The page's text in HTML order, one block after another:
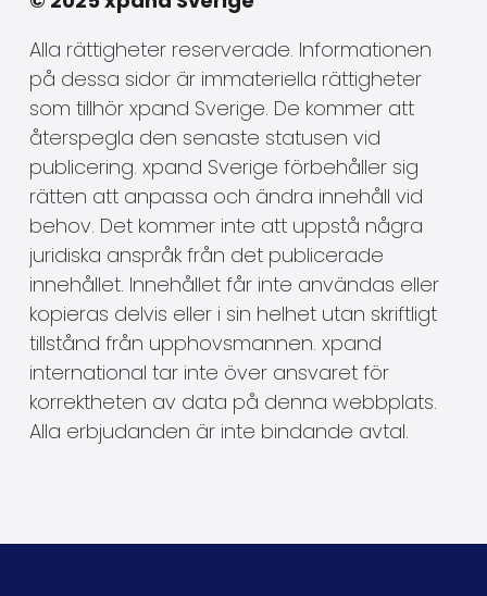
Alla rättigheter reserverade. Informationen
på dessa sidor är immateriella rättigheter
som tillhör xpand Sverige. De kommer att
återspegla den senaste statusen vid
publicering. xpand Sverige förbehåller sig
rätten att anpassa och ändra innehåll vid
behov. Det kommer inte att uppstå några
juridiska anspråk från det publicerade
innehållet. Innehållet får inte användas eller
kopieras delvis eller i sin helhet utan skriftligt
tillstånd från upphovsmannen. xpand
international tar inte över ansvaret för
korrektheten av data på denna webbplats.
Alla erbjudanden är inte bindande avtal.